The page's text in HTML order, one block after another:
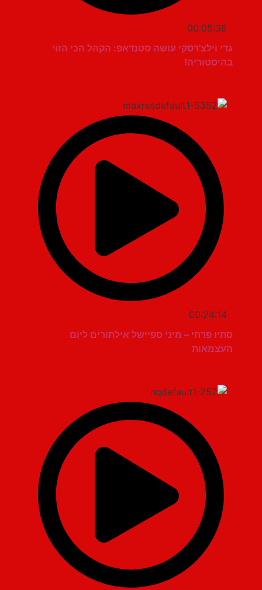
00:05:36
גדי וילצ'רסקי עושה סטנדאפ: הקהל הכי הזוי
בהיסטוריה!
00:24:14
סתיו פרחי – מיני ספיישל אילתורים ליום
העצמאות